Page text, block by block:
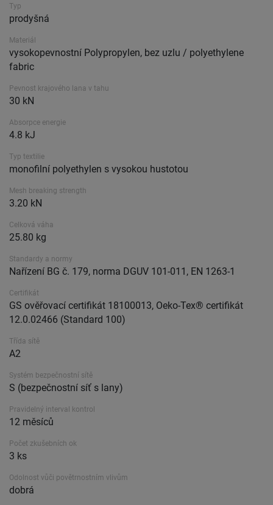
Typ
prodyšná
Materiál
vysokopevnostní Polypropylen, bez uzlu / polyethylene
fabric
Pevnost krajového lana v tahu
30 kN
Absorpce energie
4.8 kJ
Typ textilie
monofilní polyethylen s vysokou hustotou
Mesh breaking strength
3.20 kN
Celková váha
25.80 kg
Standardy a normy
Nařízení BG č. 179, norma DGUV 101-011, EN 1263-1
Certifikát
GS ověřovací certifikát 18100013, Oeko-Tex® certifikát
12.0.02466 (Standard 100)
Třída sítě
A2
Systém bezpečnostní sítě
S (bezpečnostní síť s lany)
Pravidelný interval kontrol
12 měsíců
Počet zkušebních ok
3 ks
Odolnost vůči povětrnostním vlivům
dobrá